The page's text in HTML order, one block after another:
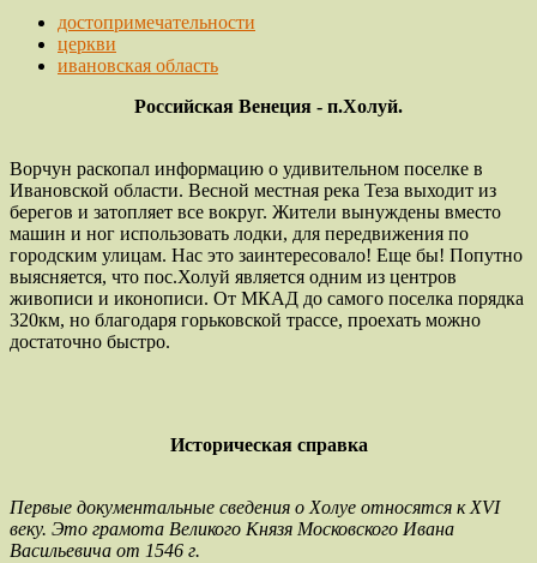
достопримечательности
церкви
ивановская область
Российская Венеция - п.Холуй.
Ворчун раскопал информацию о удивительном поселке в
Ивановской области. Весной местная река Теза выходит из
берегов и затопляет все вокруг. Жители вынуждены вместо
машин и ног использовать лодки, для передвижения по
городским улицам. Нас это заинтересовало! Еще бы! Попутно
выясняется, что пос.Холуй является одним из центров
живописи и иконописи. От МКАД до самого поселка порядка
320км, но благодаря горьковской трассе, проехать можно
достаточно быстро.
Историческая справка
Первые документальные сведения о Холуе относятся к XVI
веку. Это грамота Великого Князя Московского Ивана
Васильевича от 1546 г.